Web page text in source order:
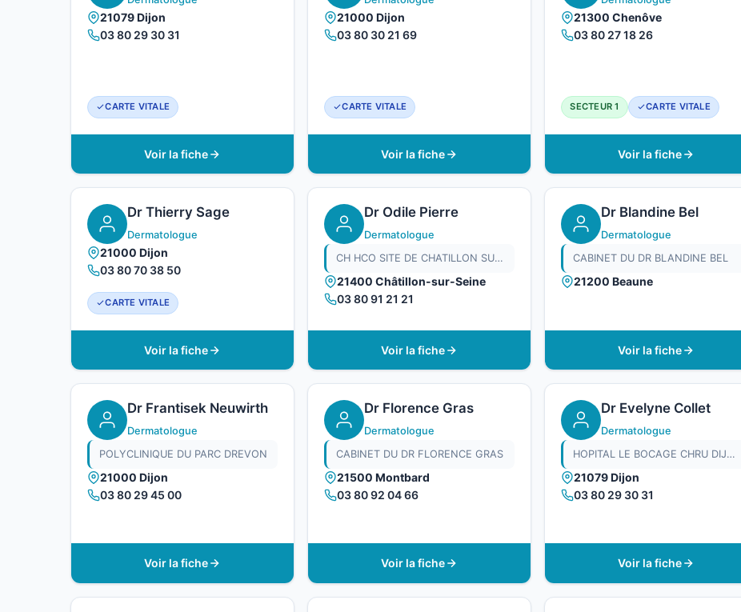
21079 Dijon
03 80 29 30 31
CARTE VITALE
Voir la fiche
21000 Dijon
03 80 30 21 69
CARTE VITALE
Voir la fiche
21300 Chenôve
03 80 27 18 26
SECTEUR 1 CARTE VITALE
Voir la fiche
Dr Thierry Sage
Dermatologue
21000 Dijon
03 80 70 38 50
CARTE VITALE
Voir la fiche
Dr Odile Pierre
Dermatologue
CH HCO SITE DE CHATILLON SUR SEINE
21400 Châtillon-sur-Seine
03 80 91 21 21
Voir la fiche
Dr Blandine Bel
Dermatologue
CABINET DU DR BLANDINE BEL
21200 Beaune
Voir la fiche
Dr Frantisek Neuwirth
Dermatologue
POLYCLINIQUE DU PARC DREVON
21000 Dijon
03 80 29 45 00
Voir la fiche
Dr Florence Gras
Dermatologue
CABINET DU DR FLORENCE GRAS
21500 Montbard
03 80 92 04 66
Voir la fiche
Dr Evelyne Collet
Dermatologue
HOPITAL LE BOCAGE CHRU DIJON
21079 Dijon
03 80 29 30 31
Voir la fiche